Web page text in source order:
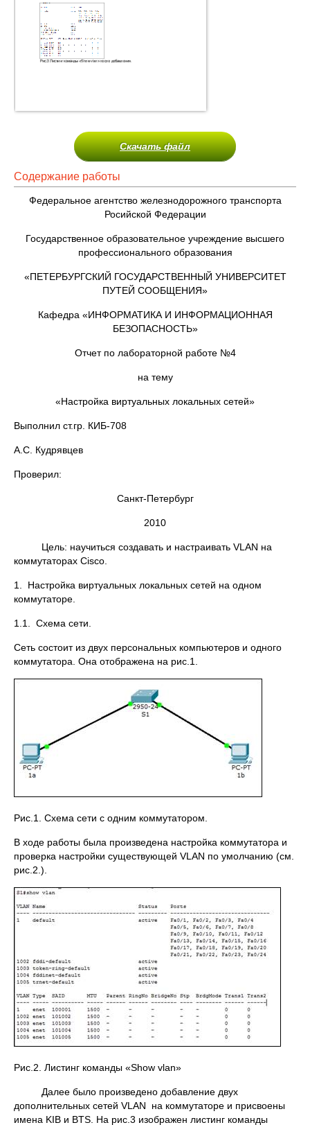
Скачать файл
Содержание работы
Федеральное агентство железнодорожного транспорта
Росийской Федерации
Государственное образовательное учреждение высшего
профессионального образования
«ПЕТЕРБУРГСКИЙ ГОСУДАРСТВЕННЫЙ УНИВЕРСИТЕТ
ПУТЕЙ СООБЩЕНИЯ»
Кафедра «ИНФОРМАТИКА И ИНФОРМАЦИОННАЯ
БЕЗОПАСНОСТЬ»
Отчет по лабораторной работе №4
на тему
«Настройка виртуальных локальных сетей»
Выполнил ст.гр. КИБ-708
А.С. Кудрявцев
Проверил:
Санкт-Петербург
2010
Цель: научиться создавать и настраивать VLAN на
коммутаторах Cisco.
1. Настройка виртуальных локальных сетей на одном
коммутаторе.
1.1. Схема сети.
Сеть состоит из двух персональных компьютеров и одного
коммутатора. Она отображена на рис.1.
Рис.1. Схема сети с одним коммутатором.
В ходе работы была произведена настройка коммутатора и
проверка настройки существующей VLAN по умолчанию (см.
рис.2.).
Рис.2. Листинг команды «Show vlan»
Далее было произведено добавление двух
дополнительных сетей VLAN на коммутаторе и присвоены
имена KIB и BTS. На рис.3 изображен листинг команды